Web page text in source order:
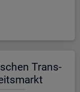
Trans­